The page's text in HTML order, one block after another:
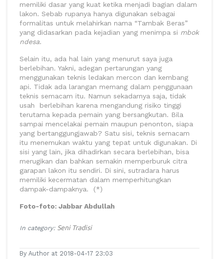
memiliki dasar yang kuat ketika menjadi bagian dalam
lakon. Sebab rupanya hanya digunakan sebagai
formalitas untuk melahirkan nama “Tambak Beras”
yang didasarkan pada kejadian yang menimpa si mbok
ndesa.
Selain itu, ada hal lain yang menurut saya juga
berlebihan. Yakni, adegan pertarungan yang
menggunakan teknis ledakan mercon dan kembang
api. Tidak ada larangan memang dalam penggunaan
teknis semacam itu. Namun sekadarnya saja, tidak
usah berlebihan karena mengandung risiko tinggi
terutama kepada pemain yang bersangkutan. Bila
sampai mencelakai pemain maupun penonton, siapa
yang bertanggungjawab? Satu sisi, teknis semacam
itu menemukan waktu yang tepat untuk digunakan. Di
sisi yang lain, jika dihadirkan secara berlebihan, bisa
merugikan dan bahkan semakin memperburuk citra
garapan lakon itu sendiri. Di sini, sutradara harus
memiliki kecermatan dalam memperhitungkan
dampak-dampaknya. (*)
Foto-foto: Jabbar Abdullah
In category: Seni Tradisi
By Author at 2018-04-17 23:03